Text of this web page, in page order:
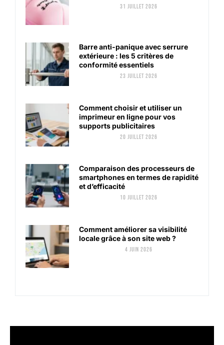
31 juillet 2026
Barre anti-panique avec serrure
extérieure : les 5 critères de
conformité essentiels
23 juillet 2026
Comment choisir et utiliser un
imprimeur en ligne pour vos
supports publicitaires
20 juillet 2026
Comparaison des processeurs de
smartphones en termes de rapidité
et d’efficacité
10 juillet 2026
Comment améliorer sa visibilité
locale grâce à son site web ?
4 juin 2026